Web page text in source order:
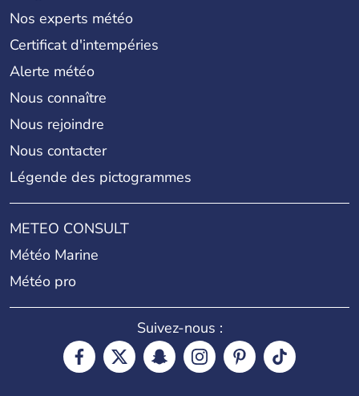
Nos experts météo
Certificat d'intempéries
Alerte météo
Nous connaître
Nous rejoindre
Nous contacter
Légende des pictogrammes
METEO CONSULT
Météo Marine
Météo pro
Suivez-nous :